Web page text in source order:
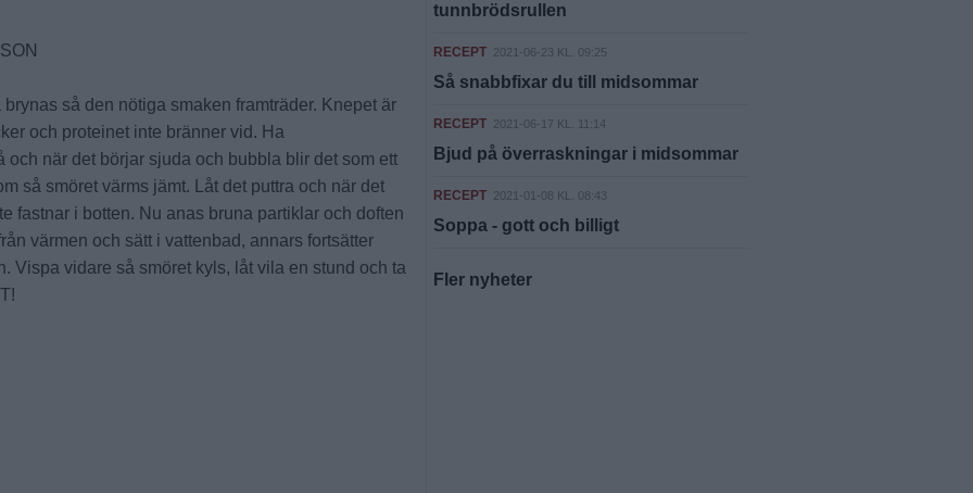
så den nötiga smaken framträder. Knepet är
och proteinet inte bränner vid. Ha
och när det börjar sjuda och bubbla blir det som ett
så smöret värms jämt. Låt det puttra och när det
fastnar i botten. Nu anas bruna partiklar och doften
värmen och sätt i vattenbad, annars fortsätter
Vispa vidare så smöret kyls, låt vila en stund och ta
tunnbrödsrullen
RECEPT 2021-06-23 KL. 09:25
Så snabbfixar du till midsommar
RECEPT 2021-06-17 KL. 11:14
Bjud på överraskningar i midsommar
RECEPT 2021-01-08 KL. 08:43
Soppa - gott och billigt
Fler nyheter